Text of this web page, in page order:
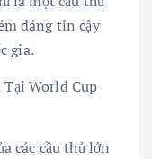
đáng tin cậy
gia.
Tại World Cup
các cầu thủ lớn